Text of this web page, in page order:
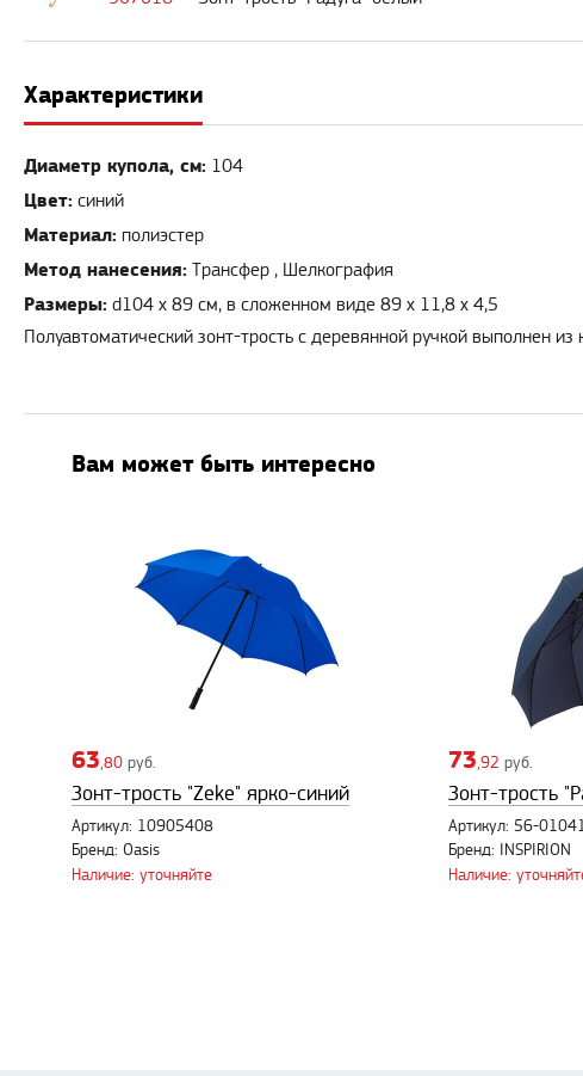
Характеристики
Диаметр купола, см: 104
Цвет: синий
Материал: полиэстер
Метод нанесения: Трансфер , Шелкография
Размеры: d104 х 89 см, в сложенном виде 89 х 11,8 х 4,5
Полуавтоматический зонт-трость с деревянной ручкой выполнен
Вам может быть интересно
63,80 руб.
Зонт-трость "Zeke" ярко-синий
Артикул: 10905408
Бренд: Oasis
Наличие: уточняйте
73,92 руб.
Зонт-трость
Артикул: 56-
Бренд: INSPIRION
Наличие: